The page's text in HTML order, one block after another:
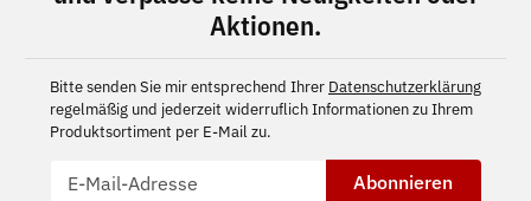
Aktionen.
Bitte senden Sie mir entsprechend Ihrer Datenschutzerklärung
regelmäßig und jederzeit widerruflich Informationen zu Ihrem
Produktsortiment per E-Mail zu.
Abonnieren